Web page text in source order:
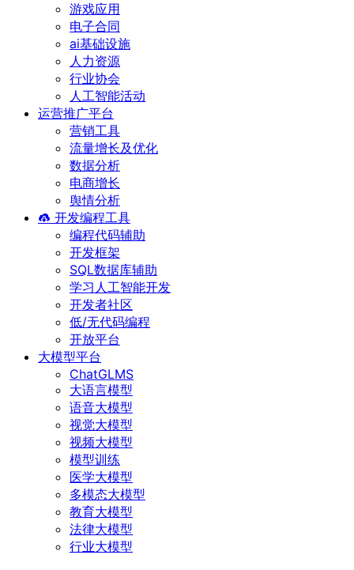
游戏应用
电子合同
ai基础设施
人力资源
行业协会
人工智能活动
运营推广平台
营销工具
流量增长及优化
数据分析
电商增长
舆情分析
开发编程工具
编程代码辅助
开发框架
SQL数据库辅助
学习人工智能开发
开发者社区
低/无代码编程
开放平台
大模型平台
ChatGLMS
大语言模型
语音大模型
视觉大模型
视频大模型
模型训练
医学大模型
多模态大模型
教育大模型
法律大模型
行业大模型